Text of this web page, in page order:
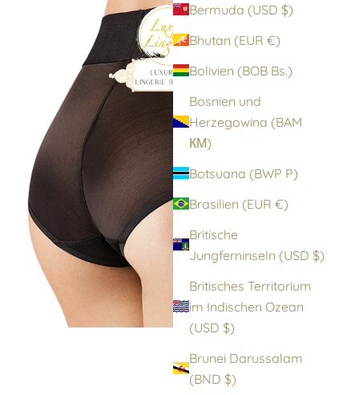
Bermuda (USD $)
Bhutan (EUR €)
Bolivien (BOB Bs.)
Bosnien und
Herzegowina (BAM
КМ)
Botsuana (BWP P)
Brasilien (EUR €)
Britische
Jungferninseln (USD $)
Britisches Territorium
im Indischen Ozean
(USD $)
Brunei Darussalam
(BND $)